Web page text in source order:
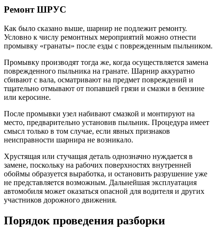
Ремонт ШРУС
Как было сказано выше, шарнир не подлежит ремонту.
Условно к числу ремонтных мероприятий можно отнести
промывку «гранаты» после езды с поврежденным пыльником.
Промывку производят тогда же, когда осуществляется замена
поврежденного пыльника на гранате. Шарнир аккуратно
сбивают с вала, осматривают на предмет повреждений и
тщательно отмывают от попавшей грязи и смазки в бензине
или керосине.
После промывки узел набивают смазкой и монтируют на
место, предварительно установив пыльник. Процедура имеет
смысл только в том случае, если явных признаков
неисправности шарнира не возникало.
Хрустящая или стучащая деталь однозначно нуждается в
замене, поскольку на рабочих поверхностях внутренней
обоймы образуется выработка, и остановить разрушение уже
не представляется возможным. Дальнейшая эксплуатация
автомобиля может оказаться опасной для водителя и других
участников дорожного движения.
Порядок проведения разборки